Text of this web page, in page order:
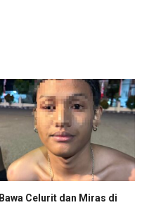
Bawa Celurit dan Miras di